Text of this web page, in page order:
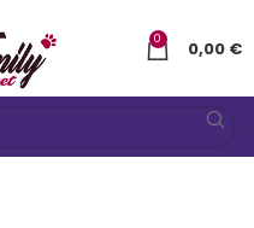
0 0,00 €